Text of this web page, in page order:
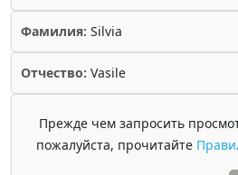
Фамилия: Silvia
Отчество: Vasile
Прежде чем запросить
пожалуйста, прочитайте